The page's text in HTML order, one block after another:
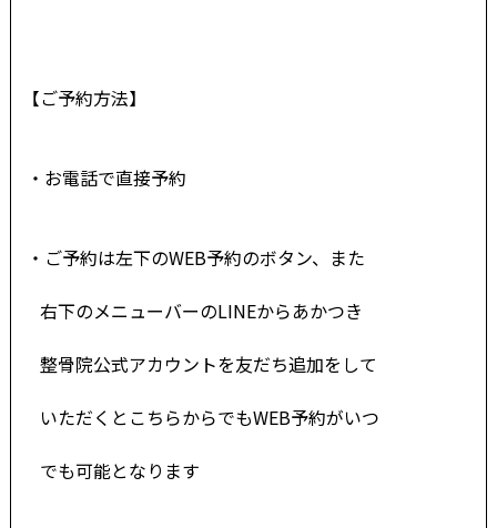
【ご予約方法】
・お電話で直接予約
・ ご予約は左下のWEB予約のボタン、また
右下のメニューバーのLINEからあかつき
整骨院公式アカウントを友だち追加をして
いただくとこちらからでもWEB予約がいつ
でも可能となります